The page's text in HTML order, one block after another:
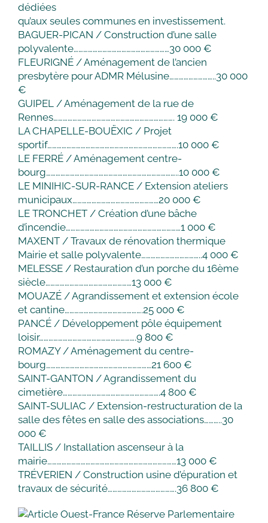
dédiées
qu’aux seules communes en investissement.
BAGUER-PICAN / Construction d’une salle
polyvalente……………………………………………………30 000 €
FLEURIGNÉ / Aménagement de l’ancien
presbytère pour ADMR Mélusine………………………..30 000
€
GUIPEL / Aménagement de la rue de
Rennes…………………………………………………………………. 19 000 €
LA CHAPELLE-BOUËXIC / Projet
sportif……………………………………………………………………….10 000 €
LE FERRÉ / Aménagement centre-
bourg………………………………………………………………………..10 000 €
LE MINIHIC-SUR-RANCE / Extension ateliers
municipaux………………………………………………20 000 €
LE TRONCHET / Création d’une bâche
d’incendie………………………………………………………………1 000 €
MAXENT / Travaux de rénovation thermique
Mairie et salle polyvalente………………………………..4 000 €
MELESSE / Restauration d’un porche du 16ème
siècle………………………………………………13 000 €
MOUAZÉ / Agrandissement et extension école
et cantine………………………………………….25 000 €
PANCÉ / Développement pôle équipement
loisir…………………………………………………….9 800 €
ROMAZY / Aménagement du centre-
bourg…………………………………………………………21 600 €
SAINT-GANTON / Agrandissement du
cimetière…………………………………………………….4 800 €
SAINT-SULIAC / Extension-restructuration de la
salle des fêtes en salle des associations………..30
000 €
TAILLIS / Installation ascenseur à la
mairie………………………………………………………………………13 000 €
TRÉVERIEN / Construction usine d’épuration et
travaux de sécurité…………………………………….36 800 €